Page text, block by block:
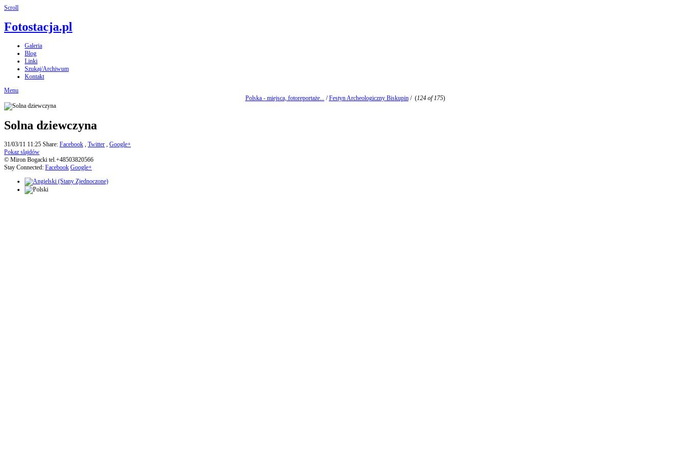
Scroll
Fotostacja.pl
Galeria
Blog
Linki
Szukaj/Archiwum
Kontakt
Menu
Polska - miejsca, fotoreportaże... /Festyn Archeologiczny Biskupin/ (124 of 175)
Solna dziewczyna
31/03/11 11:25 Share: Facebook , Twitter , Google+
Pokaz slajdów
© Miron Bogacki tel.+48503820566
Stay Connected: Facebook Google+